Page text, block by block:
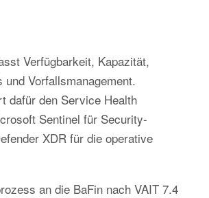
Verfügbarkeit, Kapazität,
Vorfallsmanagement.
dafür den Service Health
Sentinel für Security-
XDR für die operative
an die BaFin nach VAIT 7.4